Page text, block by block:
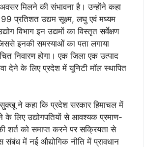
मिलने की संभावना है। उन्होंने कहा
प्रतिशत उद्यम सूक्ष्म, लघु एवं मध्यम
विभाग इन उद्यमों का विस्तृत सर्वेक्षण
इनकी समस्याओं का पता लगाया
निवारण होगा। एक जिला एक उत्पाद
देने के लिए प्रदेश में यूनिटी मॉल स्थापित
ने कहा कि प्रदेश सरकार हिमाचल में
के लिए उद्योगपतियों से आवश्यक प्रमाण-
शर्त को समाप्त करने पर सक्रियता से
संबंध में नई औद्योगिक नीति में प्रावधान